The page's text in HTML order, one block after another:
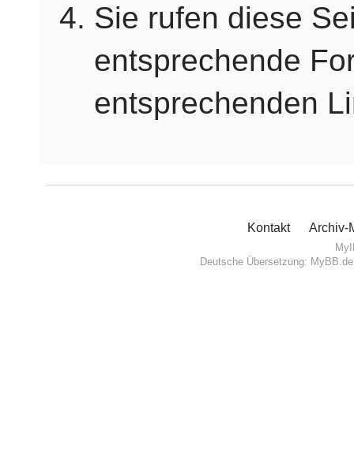
Sie rufen diese
entsprechende
entsprechenden
Kontakt Archiv-
Deutsche Übersetzung: MyBB.de